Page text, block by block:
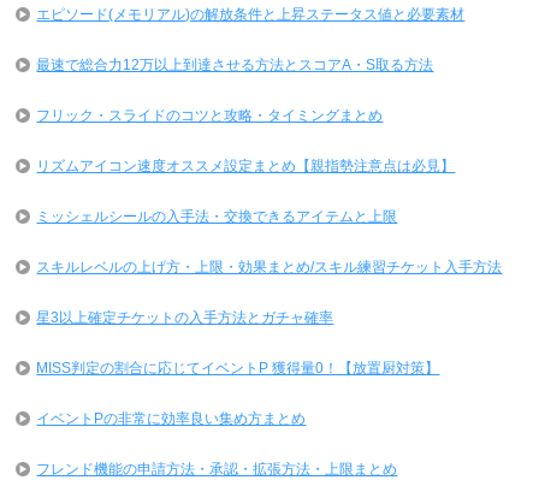
エピソード(メモリアル)の解放条件と上昇ステータス値と必要素材
最速で総合力12万以上到達させる方法とスコアA・S取る方法
フリック・スライドのコツと攻略・タイミングまとめ
リズムアイコン速度オススメ設定まとめ【親指勢注意点は必見】
ミッシェルシールの入手法・交換できるアイテムと上限
スキルレベルの上げ方・上限・効果まとめ/スキル練習チケット入手方法
星3以上確定チケットの入手方法とガチャ確率
MISS判定の割合に応じてイベントP 獲得量0！【放置厨対策】
イベントPの非常に効率良い集め方まとめ
フレンド機能の申請方法・承認・拡張方法・上限まとめ